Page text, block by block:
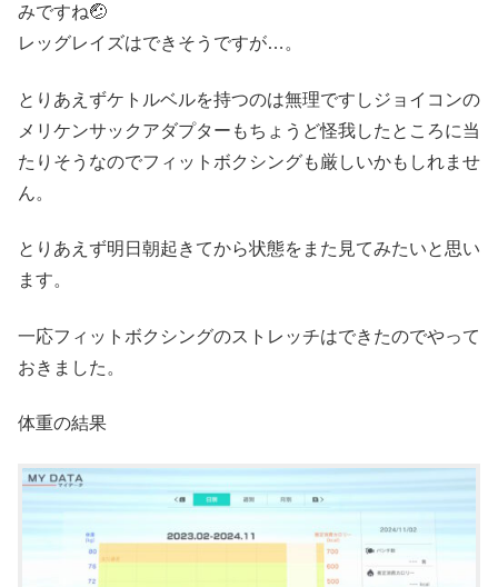
みですね🤕
レッグレイズはできそうですが…。
とりあえずケトルベルを持つのは無理ですしジョイコンの
メリケンサックアダプターもちょうど怪我したところに当
たりそうなのでフィットボクシングも厳しいかもしれませ
ん。
とりあえず明日朝起きてから状態をまた見てみたいと思い
ます。
一応フィットボクシングのストレッチはできたのでやって
おきました。
体重の結果